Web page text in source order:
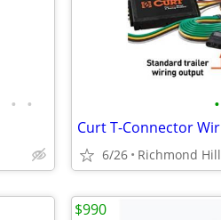
• • •
6/26 Richmond Hill
$990